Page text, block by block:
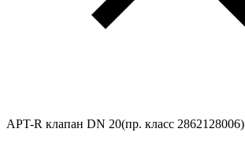
APT-R клапан DN 20(пр. класс 2862128006)